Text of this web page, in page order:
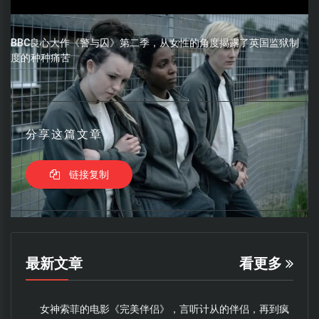
BBC良心大作《警与囚》第二季，从女性的角度揭露了英国监狱制
度的种种痛苦
分享这篇文章
链接复制
最新文章 看更多
女神索菲的电影《完美伴侣》，言听计从的伴侣，再到疯